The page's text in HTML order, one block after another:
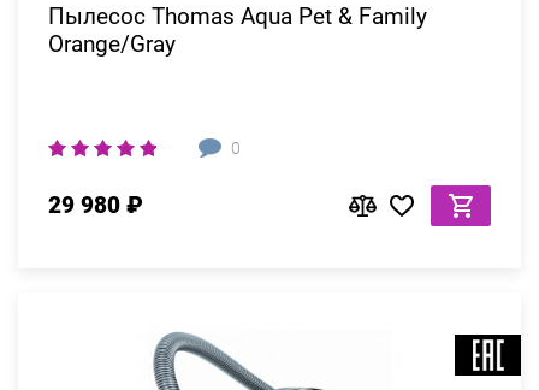
Пылесос Thomas Aqua Pet & Family
Orange/Gray
0
29 980 ₽